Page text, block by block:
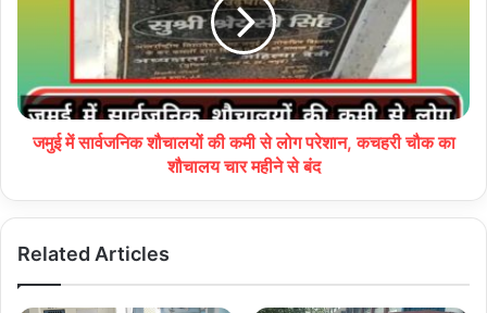
जमुई में सार्वजनिक शौचालयों की कमी से लोग परेशान, कचहरी चौक का
शौचालय चार महीने से बंद
Related Articles